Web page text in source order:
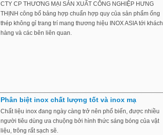
CTY CP THƯƠNG MẠI SẢN XUẤT CÔNG NGHIỆP HƯNG
THỊNH công bố bảng hợp chuẩn hợp quy của sản phẩm ống
thép không gỉ trang trí mang thương hiệu INOX ASIA tới khách
hàng và các bên liên quan.
Phân biệt inox chất lượng tốt và inox mạ
Chất liệu inox đang ngày càng trở nên phổ biến, được nhiều
người tiêu dùng ưa chuộng bởi hình thức sáng bóng của vật
liệu, trông rất sạch sẽ.